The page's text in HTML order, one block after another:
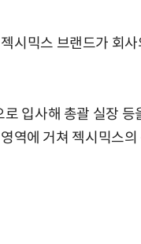
시믹스 브랜드가 회
입사해 총괄 실장
역에 거쳐 젝시믹스